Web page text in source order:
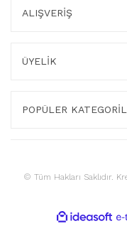
ALIŞVERİŞ
ÜYELİK
POPÜLER
© Tüm Hakları Saklıdır.